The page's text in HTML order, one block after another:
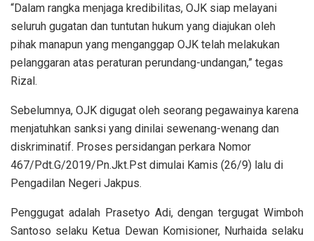
“Dalam rangka menjaga kredibilitas, OJK siap melayani
seluruh gugatan dan tuntutan hukum yang diajukan oleh
pihak manapun yang menganggap OJK telah melakukan
pelanggaran atas peraturan perundang-undangan,” tegas
Rizal.
Sebelumnya, OJK digugat oleh seorang pegawainya karena
menjatuhkan sanksi yang dinilai sewenang-wenang dan
diskriminatif. Proses persidangan perkara Nomor
467/Pdt.G/2019/Pn.Jkt.Pst dimulai Kamis (26/9) lalu di
Pengadilan Negeri Jakpus.
Penggugat adalah Prasetyo Adi, dengan tergugat Wimboh
Santoso selaku Ketua Dewan Komisioner, Nurhaida selaku